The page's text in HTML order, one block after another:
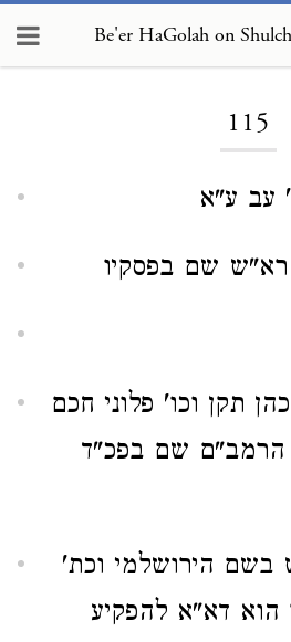
115
עב ע"א
שם בפסקיו
תקן וכו' פלוני חכם
הרמב"ם שם בפכ"ד
בשם הירושלמי וכת'
דא"א להפקיע